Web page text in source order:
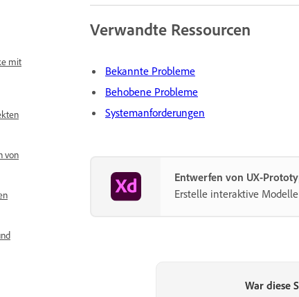
mit
von
Verwandte Ressourcen
Bekannte Probleme
Behobene Probleme
Systemanforderungen
Entwerfen von UX-
Erstelle interaktive
War diese